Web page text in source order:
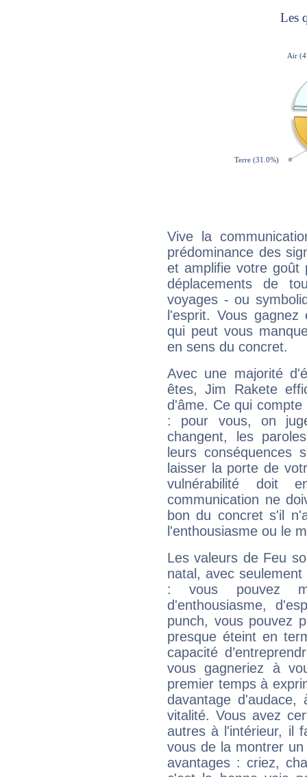
Vive la
prédominance des
et amplifie votre goût
déplacements de
voyages - ou
l'esprit. Vous
qui peut vous
en sens du concret.
Avec une majorité
êtes, Jim Rakete
d'âme. Ce qui
: pour vous, on
changent, les
leurs conséquences
laisser la porte de
vulnérabilité doit
communication ne
bon du concret s'il
l'enthousiasme ou le
Les valeurs de Feu
natal, avec
: vous pouvez
d'enthousiasme,
punch, vous pouvez
presque éteint en
capacité
vous gagneriez à
premier temps à
davantage
vitalité. Vous avez
autres à l'intérieur, il
vous de la montrer
avantages : criez,